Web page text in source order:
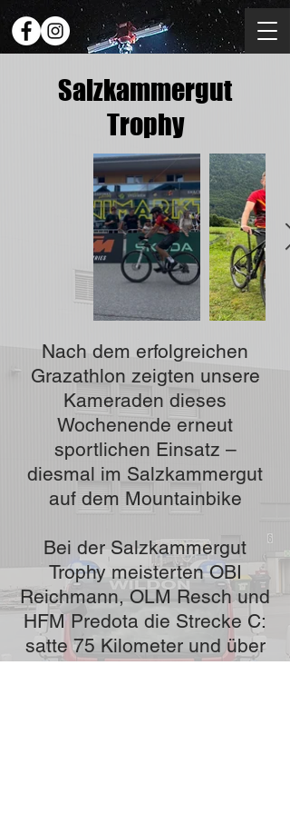
Salzkammergut
Trophy
Nach dem erfolgreichen
Grazathlon zeigten unsere
Kameraden dieses
Wochenende erneut
sportlichen Einsatz –
diesmal im Salzkammergut
auf dem Mountainbike
Bei der Salzkammergut
Trophy meisterten OBI
Reichmann, OLM Resch und
HFM Predota die Strecke C:
satte 75 Kilometer und über